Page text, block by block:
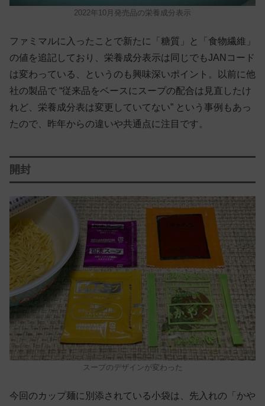
2022年10月発売品の栄養成分表示
ファミマルに入ったことで新たに「糖質」と「食物繊維」
の値を追記しており、栄養成分表示は同じでもJANコード
は変わっている、というのも興味深いポイント。以前に他
社の製品で “従来品をベースにスープの配合は見直したけ
れど、栄養成分表は変更していてない” という事例もあっ
たので、昨年からの違いや共通点に注目です。
開封
スープのデザインが変わった
今回のカップ麺に別添されている小袋は、先入れの「かや